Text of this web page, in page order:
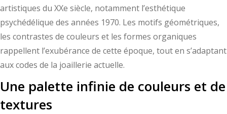
artistiques du XXe siècle, notamment l’esthétique
psychédélique des années 1970. Les motifs géométriques,
les contrastes de couleurs et les formes organiques
rappellent l’exubérance de cette époque, tout en s’adaptant
aux codes de la joaillerie actuelle.
Une palette infinie de couleurs et de
textures